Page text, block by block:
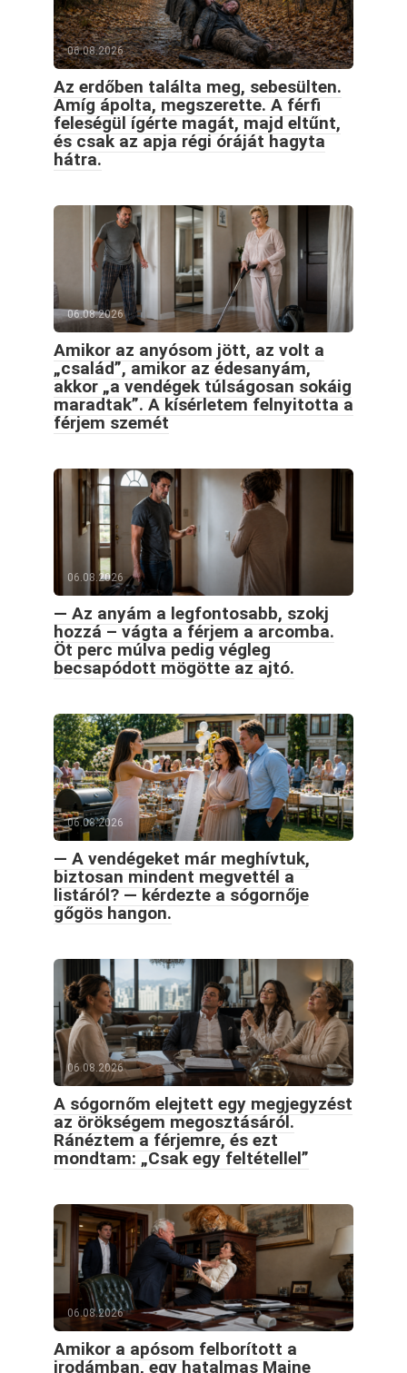
06.08.2026
Az erdőben találta meg, sebesülten.
Amíg ápolta, megszerette. A férfi
feleségül ígérte magát, majd eltűnt,
és csak az apja régi óráját hagyta
hátra.
06.08.2026
Amikor az anyósom jött, az volt a
„család”, amikor az édesanyám,
akkor „a vendégek túlságosan sokáig
maradtak”. A kísérletem felnyitotta a
férjem szemét
06.08.2026
— Az anyám a legfontosabb, szokj
hozzá – vágta a férjem a arcomba.
Öt perc múlva pedig végleg
becsapódott mögötte az ajtó.
06.08.2026
— A vendégeket már meghívtuk,
biztosan mindent megvettél a
listáról? — kérdezte a sógornője
gőgös hangon.
06.08.2026
A sógornőm elejtett egy megjegyzést
az örökségem megosztásáról.
Ránéztem a férjemre, és ezt
mondtam: „Csak egy feltétellel”
06.08.2026
Amikor a apósom felborított a
irodámban, egy hatalmas Maine